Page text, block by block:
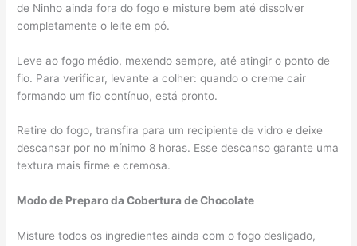
de Ninho ainda fora do fogo e misture bem até dissolver
completamente o leite em pó.
Leve ao fogo médio, mexendo sempre, até atingir o ponto de
fio. Para verificar, levante a colher: quando o creme cair
formando um fio contínuo, está pronto.
Retire do fogo, transfira para um recipiente de vidro e deixe
descansar por no mínimo 8 horas. Esse descanso garante uma
textura mais firme e cremosa.
Modo de Preparo da Cobertura de Chocolate
Misture todos os ingredientes ainda com o fogo desligado,